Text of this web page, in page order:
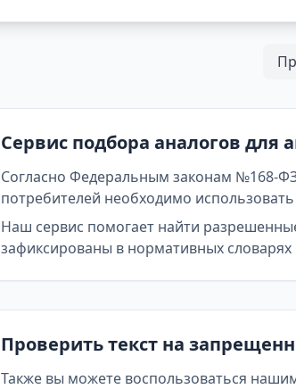
Сервис подбора аналогов для
Согласно Федеральным законам №168-
потребителей необходимо
Наш сервис помогает найти
зафиксированы в нормативных словарях
Проверить текст на
Также вы можете воспользоваться